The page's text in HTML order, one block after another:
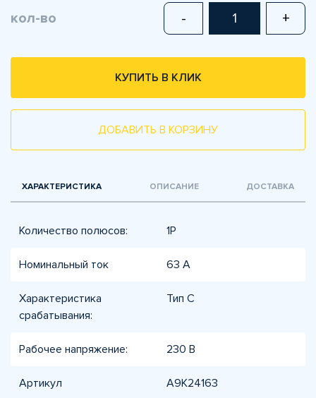
кол-во - +
КУПИТЬ В КЛИК
ДОБАВИТЬ В КОРЗИНУ
ХАРАКТЕРИСТИКА ОПИСАНИЕ ДОСТАВКА
Количество полюсов: 1P
Номинальный ток 63 А
Характеристика
срабатывания:
Тип C
Рабочее напряжение: 230 В
Артикул A9K24163